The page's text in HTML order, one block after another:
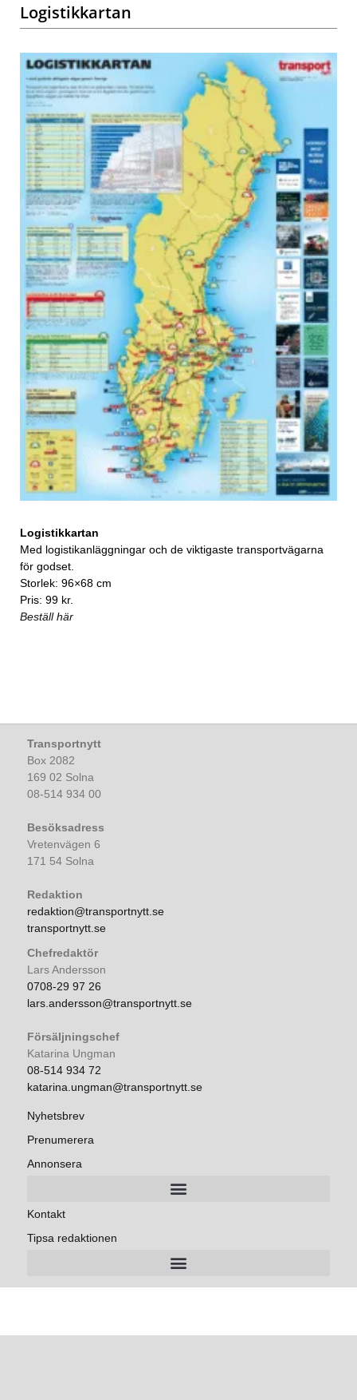
Logistikkartan
Logistikkartan
Med logistikanläggningar och de viktigaste transportvägarna
för godset.
Storlek: 96×68 cm
Pris: 99 kr.
Beställ här
Transportnytt
Box 2082
169 02 Solna
08-514 934 00
Besöksadress
Vretenvägen 6
171 54 Solna
Redaktion
redaktion@transportnytt.se
transportnytt.se
Chefredaktör
Lars Andersson
0708-29 97 26
lars.andersson@transportnytt.se
Försäljningschef
Katarina Ungman
08-514 934 72
katarina.ungman@transportnytt.se
Nyhetsbrev
Prenumerera
Annonsera
Kontakt
Tipsa redaktionen